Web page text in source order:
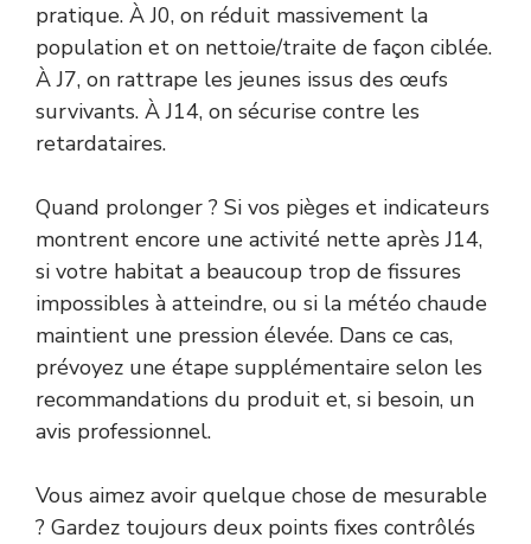
pratique. À J0, on réduit massivement la
population et on nettoie/traite de façon ciblée.
À J7, on rattrape les jeunes issus des œufs
survivants. À J14, on sécurise contre les
retardataires.
Quand prolonger ? Si vos pièges et indicateurs
montrent encore une activité nette après J14,
si votre habitat a beaucoup trop de fissures
impossibles à atteindre, ou si la météo chaude
maintient une pression élevée. Dans ce cas,
prévoyez une étape supplémentaire selon les
recommandations du produit et, si besoin, un
avis professionnel.
Vous aimez avoir quelque chose de mesurable
? Gardez toujours deux points fixes contrôlés